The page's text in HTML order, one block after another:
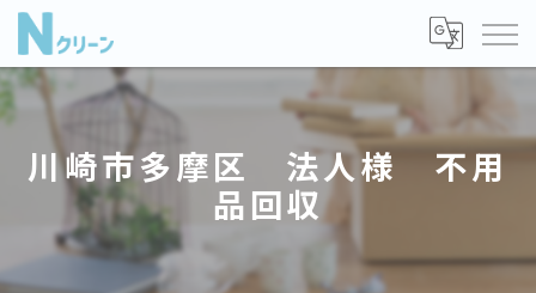
川崎市多摩区 法人様 不用
品回収